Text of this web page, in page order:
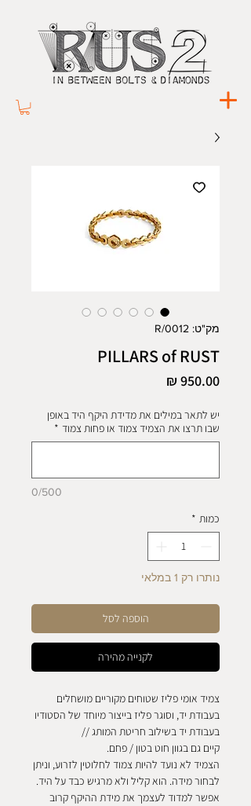
מק"ט: 0012/R
PILLARS of RUST
יש לתאר במילים את מדידת היקף היד באופן
שבו תרצו את הצמיד צמוד או פחות צמוד *
0/500
כמות *
נותרו רק 1 במלאי
הוספה לסל
לקנייה מהירה
צמיד אומי פליז שטוחים מקוריים מושחלים
בעבודת יד, וסוגר פליז בייצור מיוחד של הסטודיו
בעבודת יד בשילוב חריטת המותג //
קיים גם בגוון חוט בטון / פחם.
הצמיד לא נועד להיות צמוד לחלוטין לזרוע, וניתן
לבחור מידה. הוא קליל ולא מרגיש כבד על היד.
אפשר למדוד לעצמך את מידת ההיקף קרוב